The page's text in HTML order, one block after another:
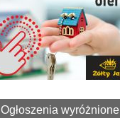
Ogłoszenia wyróżnione